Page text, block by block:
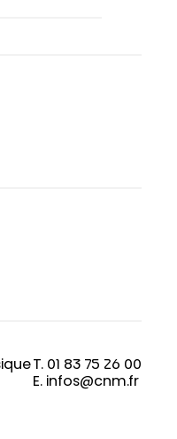
T. 01 83 75 26 00
E. infos@cnm.fr